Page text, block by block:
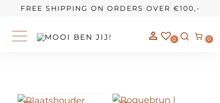
FREE SHIPPING ON ORDERS OVER €100,-
0 0
OUR STORY